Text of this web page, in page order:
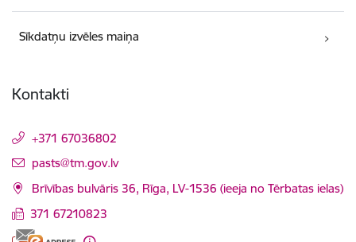
Sīkdatņu izvēles maiņa
Kontakti
+371 67036802
E-pasts:
pasts@tm.gov.lv
Brīvības bulvāris 36, Rīga, LV-1536 (ieeja no Tērbatas ielas)
371 67210823